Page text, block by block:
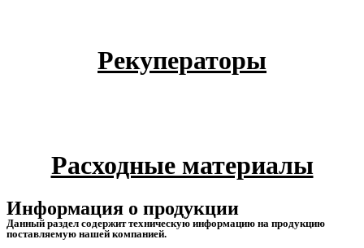
Рекуператоры
Расходные материалы
Информация о продукции
Данный раздел содержит техническую информацию на продукцию
поставляемую нашей компанией.